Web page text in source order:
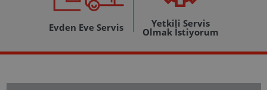
Evden Eve Servis Yetkili Servis
Olmak İstiyorum